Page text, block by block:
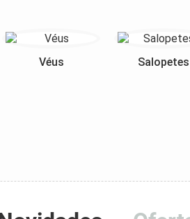
Véus Salopetes